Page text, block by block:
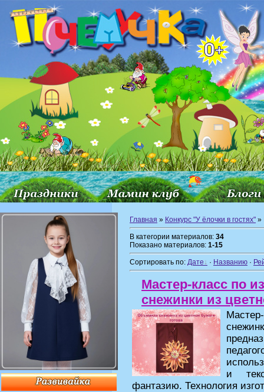
Главная » Конкурс "У ёлочки в гостях" »
В категории материалов: 34
Показано материалов: 1-15
Сортировать по: Дате · Названию ·
Мастер-класс по
снежинки из
и
фантазию. Технология